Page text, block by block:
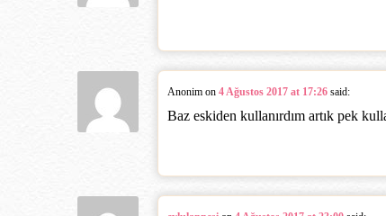
Anonim on 4 Ağustos 2017 at 17:26 said:
Baz eskiden kullanırdım artık pek